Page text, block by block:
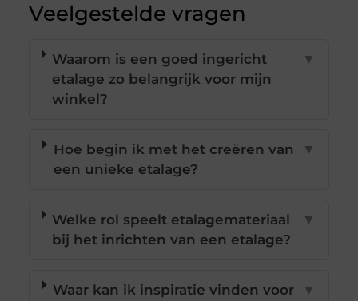
Veelgestelde vragen
Waarom is een goed ingericht
etalage zo belangrijk voor mijn
winkel?
▼
Hoe begin ik met het creëren van
een unieke etalage?
▼
Welke rol speelt etalagemateriaal
bij het inrichten van een etalage?
▼
Waar kan ik inspiratie vinden voor
▼